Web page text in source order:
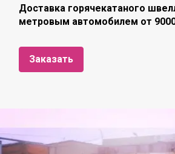
Доставка горячекатаного
метровым автомобилем от
Заказать